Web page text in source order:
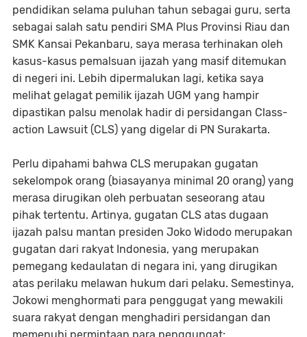
pendidikan selama puluhan tahun sebagai guru, serta
sebagai salah satu pendiri SMA Plus Provinsi Riau dan
SMK Kansai Pekanbaru, saya merasa terhinakan oleh
kasus-kasus pemalsuan ijazah yang masif ditemukan
di negeri ini. Lebih dipermalukan lagi, ketika saya
melihat gelagat pemilik ijazah UGM yang hampir
dipastikan palsu menolak hadir di persidangan Class-
action Lawsuit (CLS) yang digelar di PN Surakarta.
Perlu dipahami bahwa CLS merupakan gugatan
sekelompok orang (biasayanya minimal 20 orang) yang
merasa dirugikan oleh perbuatan seseorang atau
pihak tertentu. Artinya, gugatan CLS atas dugaan
ijazah palsu mantan presiden Joko Widodo merupakan
gugatan dari rakyat Indonesia, yang merupakan
pemegang kedaulatan di negara ini, yang dirugikan
atas perilaku melawan hukum dari pelaku. Semestinya,
Jokowi menghormati para penggugat yang mewakili
suara rakyat dengan menghadiri persidangan dan